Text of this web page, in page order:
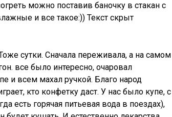
можно поставив баночку в стакан с
и все такое:)) Текст скрыт
сутки. Сначала переживала, а на самом
все было интересно, очаровал
и всем махал ручкой. Благо народ
кто конфетку даст. У нас было купе, с
есть горячая питьевая вода в поездах),